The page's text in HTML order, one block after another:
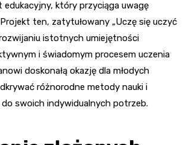
który przyciąga uwagę
ten, zatytułowany „Uczę się uczyć
rozwijaniu istotnych umiejętności
i świadomym procesem uczenia
doskonałą okazję dla młodych
różnorodne metody nauki i
swoich indywidualnych potrzeb.